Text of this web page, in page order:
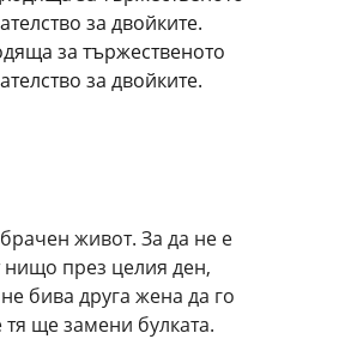
за тържественото
за двойките.
живот. За да не е
нищо през целия ден,
бива друга жена да го
ще замени булката.